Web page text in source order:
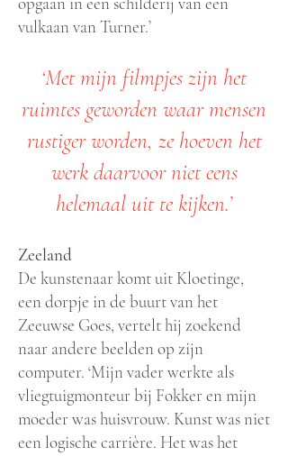
vulkaan van Turner.’
‘Met mijn filmpjes zijn het
ruimtes geworden waar mensen
rustiger worden, ze hoeven het
werk daarvoor niet eens
helemaal uit te kijken.’
Zeeland
De kunstenaar komt uit Kloetinge,
een dorpje in de buurt van het
Zeeuwse Goes, vertelt hij zoekend
naar andere beelden op zijn
computer. ‘Mijn vader werkte als
vliegtuigmonteur bij Fokker en mijn
moeder was huisvrouw. Kunst was niet
een logische carrière. Het was het